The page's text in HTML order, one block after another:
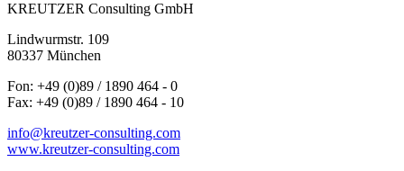
KREUTZER Consulting GmbH
Lindwurmstr. 109
80337 München
Fon: +49 (0)89 / 1890 464 - 0
Fax: +49 (0)89 / 1890 464 - 10
info@kreutzer-consulting.com
www.kreutzer-consulting.com